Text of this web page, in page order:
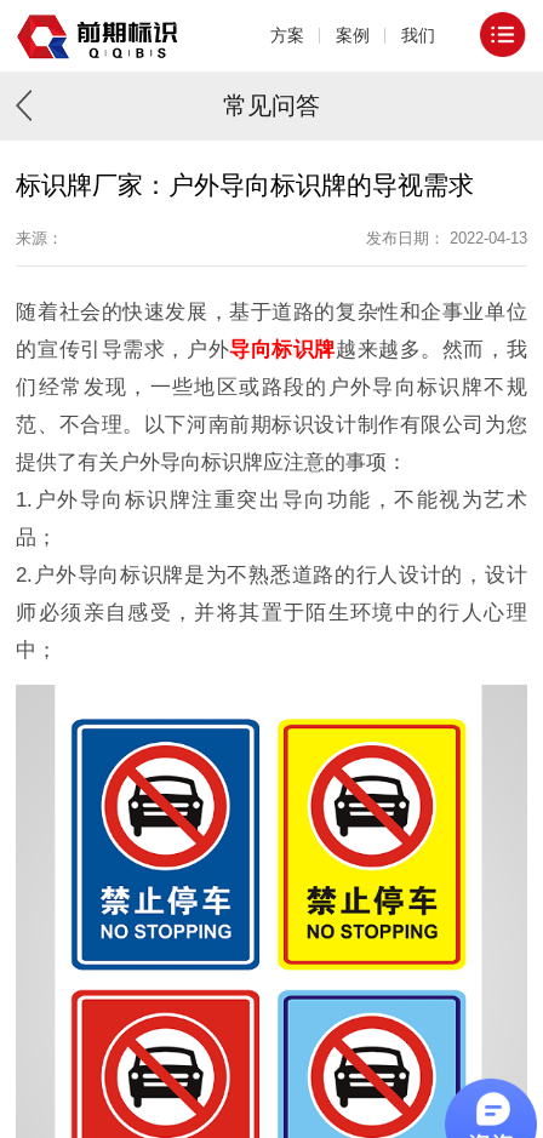
方案 案例 我们
常见问答
标识牌厂家：户外导向标识牌的导视需求
来源： 发布日期： 2022-04-13
随着社会的快速发展，基于道路的复杂性和企事业单位
的宣传引导需求，户外导向标识牌越来越多。然而，我
们经常发现，一些地区或路段的户外导向标识牌不规
范、不合理。以下河南前期标识设计制作有限公司为您
提供了有关户外导向标识牌应注意的事项：
1.户外导向标识牌注重突出导向功能，不能视为艺术
品；
2.户外导向标识牌是为不熟悉道路的行人设计的，设计
师必须亲自感受，并将其置于陌生环境中的行人心理
中；